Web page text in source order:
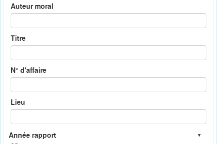
Auteur moral
Titre
N° d'affaire
Lieu